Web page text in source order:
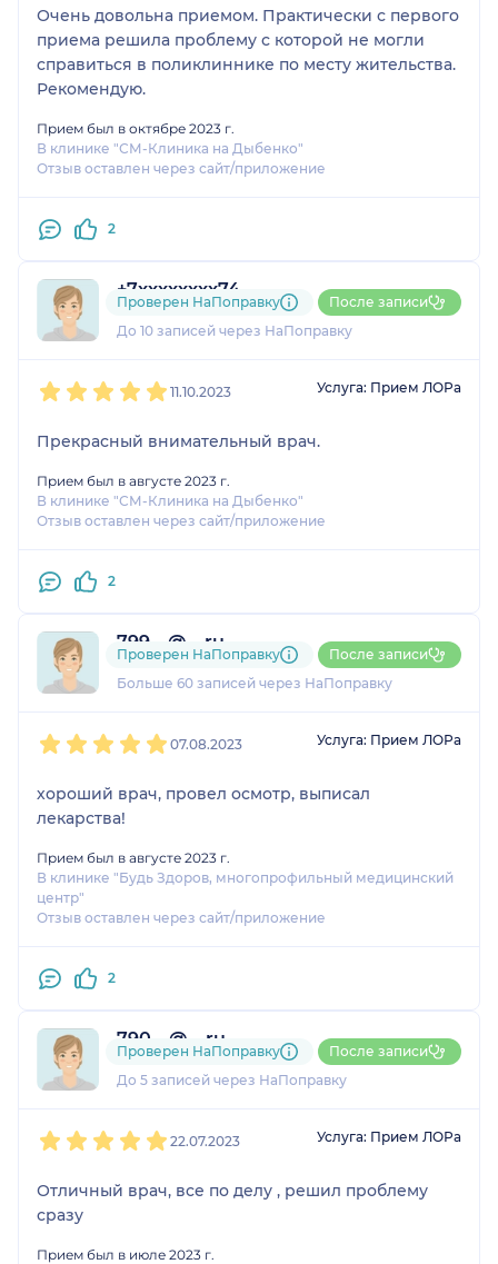
Очень довольна приемом. Практически с первого
приема решила проблему с которой не могли
справиться в поликлиннике по месту жительства.
Рекомендую.
Прием был в октябре 2023 г.
В клинике "СМ-Клиника на Дыбенко"
Отзыв оставлен через сайт/приложение
2
+7xxxxxxxx74
4 отзыва
До 10 записей через НаПоправку
Проверен НаПоправку После записи
11.10.2023 Услуга: Прием ЛОРа
Прекрасный внимательный врач.
Прием был в августе 2023 г.
В клинике "СМ-Клиника на Дыбенко"
Отзыв оставлен через сайт/приложение
2
799....@....ru
12 отзывов
Больше 60 записей через НаПоправку
Проверен НаПоправку После записи
07.08.2023 Услуга: Прием ЛОРа
хороший врач, провел осмотр, выписал
лекарства!
Прием был в августе 2023 г.
В клинике "Будь Здоров, многопрофильный медицинский
центр"
Отзыв оставлен через сайт/приложение
2
790....@....ru
1 отзыв
До 5 записей через НаПоправку
Проверен НаПоправку После записи
22.07.2023 Услуга: Прием ЛОРа
Отличный врач, все по делу , решил проблему
сразу
Прием был в июле 2023 г.